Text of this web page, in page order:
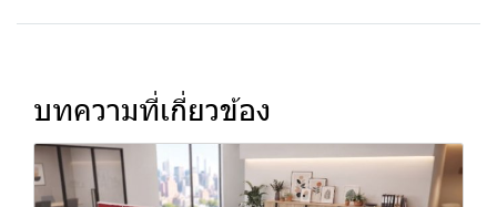
บทความที่เกี่ยวข้อง